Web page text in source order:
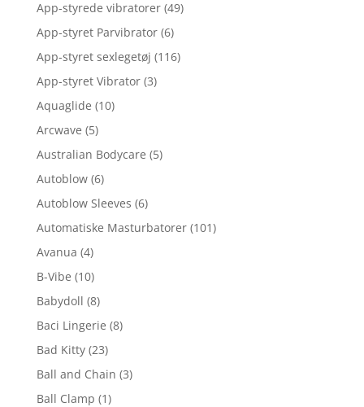
App-styrede vibratorer (49)
App-styret Parvibrator (6)
App-styret sexlegetøj (116)
App-styret Vibrator (3)
Aquaglide (10)
Arcwave (5)
Australian Bodycare (5)
Autoblow (6)
Autoblow Sleeves (6)
Automatiske Masturbatorer (101)
Avanua (4)
B-Vibe (10)
Babydoll (8)
Baci Lingerie (8)
Bad Kitty (23)
Ball and Chain (3)
Ball Clamp (1)